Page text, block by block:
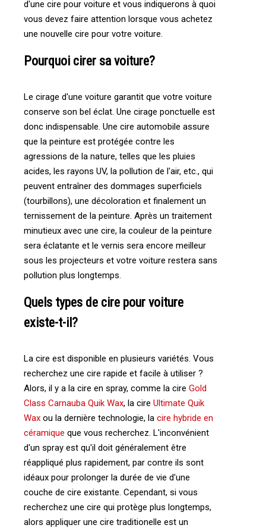
d'une cire pour voiture et vous indiquerons à quoi
vous devez faire attention lorsque vous achetez
une nouvelle cire pour votre voiture.
Pourquoi cirer sa voiture?
Le cirage d'une voiture garantit que votre voiture
conserve son bel éclat. Une cirage ponctuelle est
donc indispensable. Une cire automobile assure
que la peinture est protégée contre les
agressions de la nature, telles que les pluies
acides, les rayons UV, la pollution de l'air, etc., qui
peuvent entraîner des dommages superficiels
(tourbillons), une décoloration et finalement un
ternissement de la peinture. Après un traitement
minutieux avec une cire, la couleur de la peinture
sera éclatante et le vernis sera encore meilleur
sous les projecteurs et votre voiture restera sans
pollution plus longtemps.
Quels types de cire pour voiture
existe-t-il?
La cire est disponible en plusieurs variétés. Vous
recherchez une cire rapide et facile à utiliser ?
Alors, il y a la cire en spray, comme la cire Gold
Class Carnauba Quik Wax, la cire Ultimate Quik
Wax ou la dernière technologie, la cire hybride en
céramique que vous recherchez. L'inconvénient
d'un spray est qu'il doit généralement être
réappliqué plus rapidement, par contre ils sont
idéaux pour prolonger la durée de vie d'une
couche de cire existante. Cependant, si vous
recherchez une cire qui protège plus longtemps,
alors appliquer une cire traditionelle est un